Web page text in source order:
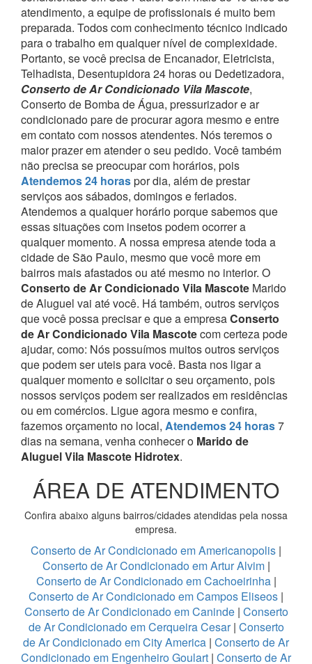
atendimento, a equipe de profissionais é muito bem
preparada. Todos com conhecimento técnico indicado
para o trabalho em qualquer nível de complexidade.
Portanto, se você precisa de Encanador, Eletricista,
Telhadista, Desentupidora 24 horas ou Dedetizadora,
Conserto de Ar Condicionado Vila Mascote,
Conserto de Bomba de Água, pressurizador e ar
condicionado pare de procurar agora mesmo e entre
em contato com nossos atendentes. Nós teremos o
maior prazer em atender o seu pedido. Você também
não precisa se preocupar com horários, pois
Atendemos 24 horaspor dia, além de prestar
serviços aos sábados, domingos e feriados.
Atendemos a qualquer horário porque sabemos que
essas situações com insetos podem ocorrer a
qualquer momento. A nossa empresa atende toda a
cidade de São Paulo, mesmo que você more em
bairros mais afastados ou até mesmo no interior. O
Conserto de Ar Condicionado Vila Mascote Marido
de Aluguel vai até você. Há também, outros serviços
que você possa precisar e que a empresaConserto
de Ar Condicionado Vila Mascotecom certeza pode
ajudar, como: Nós possuímos muitos outros serviços
que podem ser uteis para você. Basta nos ligar a
qualquer momento e solicitar o seu orçamento, pois
nossos serviços podem ser realizados em residências
ou em comércios. Ligue agora mesmo e confira,
fazemos orçamento no local, Atendemos 24 horas7
dias na semana, venha conhecer o Marido de
Aluguel Vila Mascote Hidrotex.
ÁREA DE ATENDIMENTO
Confira abaixo alguns bairros/cidades atendidas pela nossa
empresa.
Conserto de Ar Condicionado em Americanopolis |
Conserto de Ar Condicionado em Artur Alvim |
Conserto de Ar Condicionado em Cachoeirinha|
Conserto de Ar Condicionado em Campos Eliseos |
Conserto de Ar Condicionado em Caninde| Conserto
de Ar Condicionado em Cerqueira Cesar| Conserto
de Ar Condicionado em City America | Conserto de Ar
Condicionado em Engenheiro Goulart | Conserto de Ar